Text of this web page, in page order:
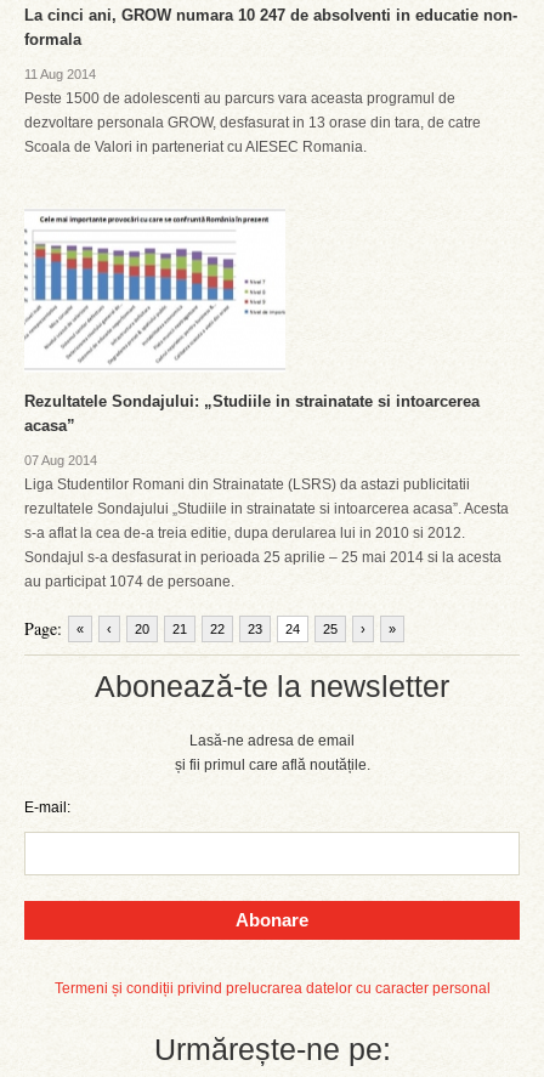
Abonează-te la newsletter
Lasă-ne adresa de email
și fii primul care află noutățile.
E-mail:
Abonare
Termeni și condiții privind prelucrarea datelor cu caracter personal
Urmărește-ne pe:
La cinci ani, GROW numara 10 247 de absolventi in educatie non-
formala
11 Aug 2014
Peste 1500 de adolescenti au parcurs vara aceasta programul de
dezvoltare personala GROW, desfasurat in 13 orase din tara, de catre
Scoala de Valori in parteneriat cu AIESEC Romania.
Rezultatele Sondajului: „Studiile in strainatate si intoarcerea
acasa”
07 Aug 2014
Liga Studentilor Romani din Strainatate (LSRS) da astazi publicitatii
rezultatele Sondajului „Studiile in strainatate si intoarcerea acasa”. Acesta
s-a aflat la cea de-a treia editie, dupa derularea lui in 2010 si 2012.
Sondajul s-a desfasurat in perioada 25 aprilie – 25 mai 2014 si la acesta
au participat 1074 de persoane.
Page: « ‹ 20 21 22 23 24 25 › »